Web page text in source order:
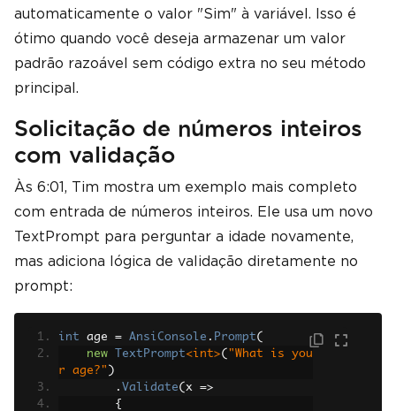
automaticamente o valor "Sim" à variável. Isso é
ótimo quando você deseja armazenar um valor
padrão razoável sem código extra no seu método
principal.
Solicitação de números inteiros
com validação
Às 6:01, Tim mostra um exemplo mais completo
com entrada de números inteiros. Ele usa um novo
TextPrompt para perguntar a idade novamente,
mas adiciona lógica de validação diretamente no
prompt:
int age = AnsiConsole . Prompt(
new
TextPrompt<int>( "What is you
r age?" )
. Validate( x =>
{